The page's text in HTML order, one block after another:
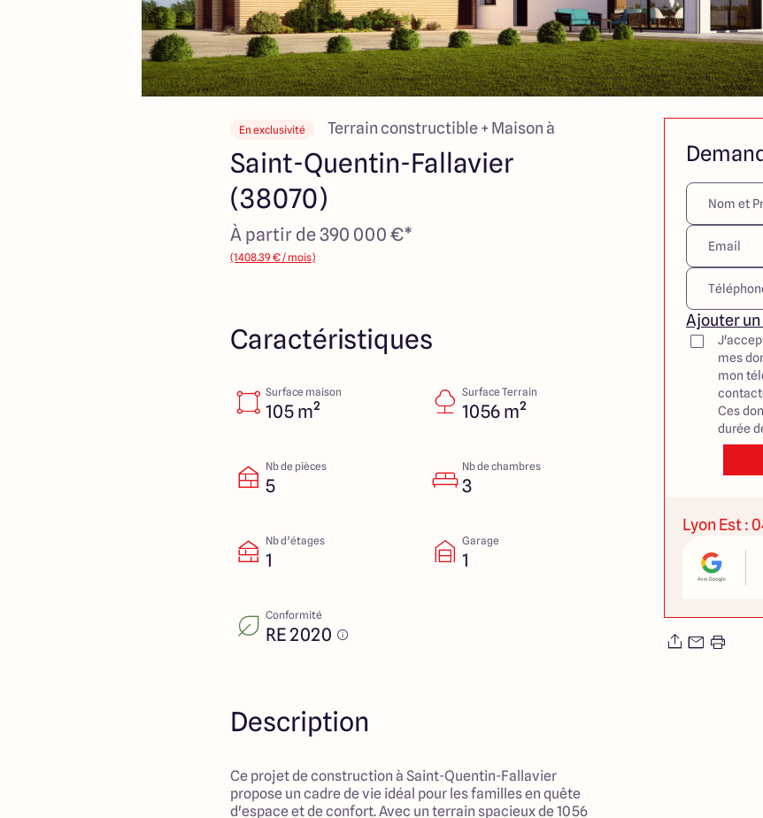
En exclusivité Terrain constructible + Maison à
Saint-Quentin-Fallavier
(38070)
À partir de 390 000 €*
(1408.39 € / mois)
Caractéristiques
Surface maison
105 m²
Surface Terrain
1056 m²
Nb de pièces
5
Nb de chambres
3
Nb d’étages
1
Garage
1
Conformité
RE 2020
Description
Ce projet de construction à Saint-Quentin-Fallavier
propose un cadre de vie idéal pour les familles en quête
d'espace et de confort. Avec un terrain spacieux de 1056
Ajouter un
mes
mon
Ces
durée
Lyon Est :